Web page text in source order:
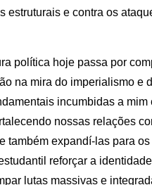
estruturais e contra os
política hoje passa por
na mira do imperialismo e
incumbidas a mim
nossas relações
também expandí-las para
reforçar a
lutas massivas e